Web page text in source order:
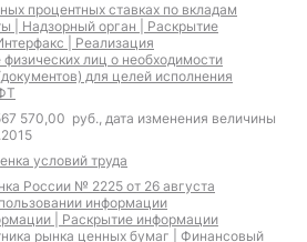
процентных ставках по вкладам
| Надзорный орган | Раскрытие
| Реализация
лиц о необходимости
для целей исполнения
570,00 руб., дата изменения величины
условий труда
России № 2225 от 26 августа
информации
| Раскрытие информации
рынка ценных бумаг | Финансовый